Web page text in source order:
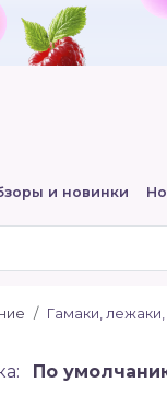
и новинки
Гамаки, лежаки,
По